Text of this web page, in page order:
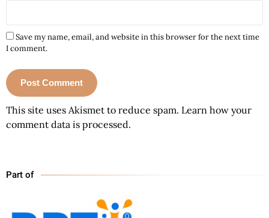
Save my name, email, and website in this browser for the next time
I comment.
This site uses Akismet to reduce spam. Learn how your
comment data is processed.
Part of